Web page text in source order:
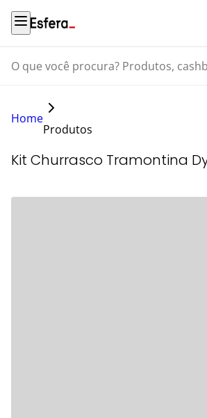
O que você procura? Produtos, cashback,
Home
Produtos
Kit Churrasco Tramontina